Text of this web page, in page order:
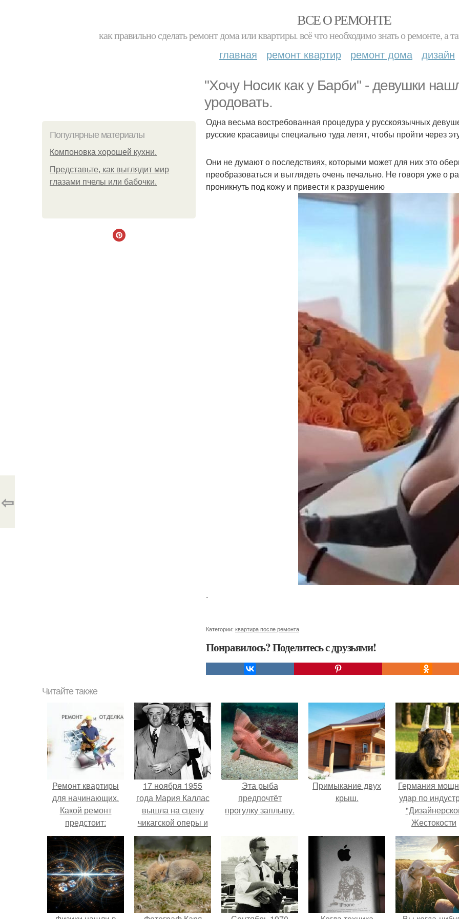
ВСЕ О РЕМОНТЕ
как правильно сделать ремонт дома или квартиры. всё что необходимо знать о ремонте,
главная ремонт квартир ремонт дома дизайн
"Хочу Носик как у Барби" - девушки
уродовать.
Популярные материалы
Компоновка хорошей кухни.
Представьте, как выглядит мир
глазами пчелы или бабочки.
Одна весьма востребованная процедура у русскоязычных
русские красавицы специально туда летят, чтобы пройти через
Они не думают о последствиях, которыми может для них это
преобразоваться и выглядеть очень печально. Не говоря уже о
проникнуть под кожу и привести к разрушению
.
Категории: квартира после ремонта
Понравилось? Поделитесь с друзьями!
⇦
Читайте также
Ремонт квартиры
для начинающих.
Какой ремонт
предстоит:
косметический или
капитальный
17 ноября 1955
года Мария Каллас
вышла на сцену
чикагской оперы и
сорвала овации.
Эта рыба
предпочтёт
прогулку заплыву.
Примыкание двух
крыш.
Германия
удар по
Жестокости
нанесла".